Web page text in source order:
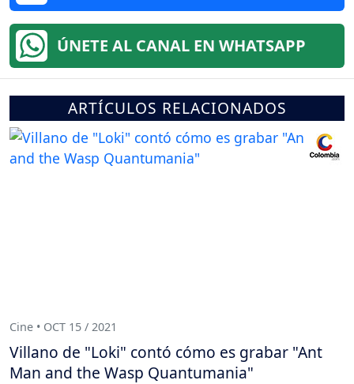
ÚNETE AL CANAL EN WHATSAPP
ARTÍCULOS RELACIONADOS
Cine • OCT 15 / 2021
Villano de "Loki" contó cómo es grabar "Ant
Man and the Wasp Quantumania"